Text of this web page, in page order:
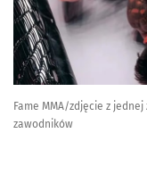
Fame MMA/zdjęcie z
zawodników